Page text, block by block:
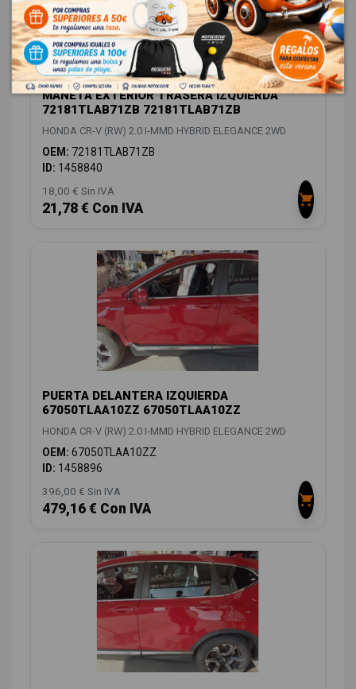
MANETA EXTERIOR TRASERA IZQUIERDA
72181TLAB71ZB 72181TLAB71ZB
HONDA CR-V (RW) 2.0 I-MMD HYBRID ELEGANCE 2WD
OEM: 72181TLAB71ZB
ID: 1458840
18,00 € Sin IVA
21,78 € Con IVA
PUERTA DELANTERA IZQUIERDA
67050TLAA10ZZ 67050TLAA10ZZ
HONDA CR-V (RW) 2.0 I-MMD HYBRID ELEGANCE 2WD
OEM: 67050TLAA10ZZ
ID: 1458896
396,00 € Sin IVA
479,16 € Con IVA